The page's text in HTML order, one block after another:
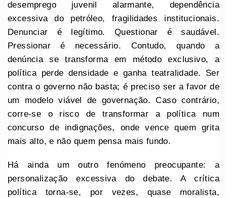
desemprego juvenil alarmante, dependência
excessiva do petróleo, fragilidades institucionais.
Denunciar é legítimo. Questionar é saudável.
Pressionar é necessário. Contudo, quando a
denúncia se transforma em método exclusivo, a
política perde densidade e ganha teatralidade. Ser
contra o governo não basta; é preciso ser a favor de
um modelo viável de governação. Caso contrário,
corre-se o risco de transformar a política num
concurso de indignações, onde vence quem grita
mais alto, e não quem pensa mais fundo.
Há ainda um outro fenómeno preocupante: a
personalização excessiva do debate. A crítica
política torna-se, por vezes, quase moralista,